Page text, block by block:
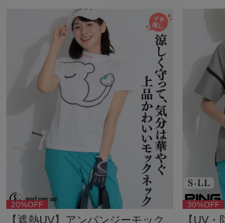
20%OFF
【遮熱UV】アンパンジーモック
30%OFF
【UV